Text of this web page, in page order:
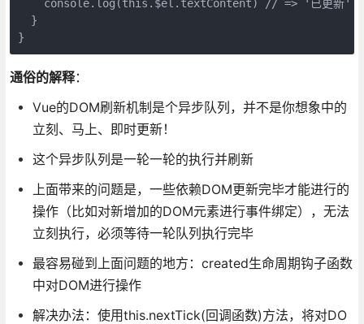
    console.log(this.$el.textContent) // => '已更新'
  }
通俗的解释：
Vue的DOM刷新机制是个异步队列，并不是你想象中的
立刻、马上、即时更新！
这个异步队列是一轮一轮的执行并刷新
上面带来的问题是，一些依赖DOM更新完毕才能进行的
操作（比如对新增加的DOM元素进行事件绑定），无法
立刻执行，必须等待一轮队列执行完毕
最容易碰到上面问题的地方：created生命周期钩子函数
中对DOM进行操作
解决办法：使用this.nextTick(回调函数)方法，将对DO